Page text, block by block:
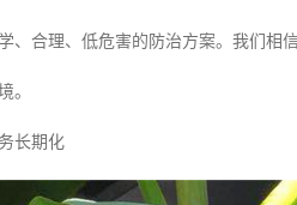
、合理、低危害的防治方案。我们相
。
长期化